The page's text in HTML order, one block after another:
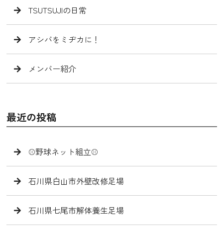
TSUTSUJIの日常
アシバをミヂカに！
メンバー紹介
最近の投稿
⚾️野球ネット組立⚾️
石川県白山市外壁改修足場
石川県七尾市解体養生足場